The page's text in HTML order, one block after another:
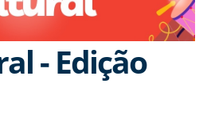
- Edição